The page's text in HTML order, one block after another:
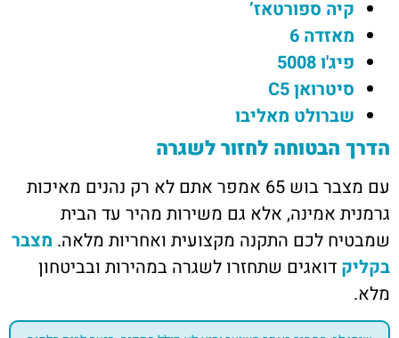
קיה ספורטאז’
מאזדה 6
פיג'ו 5008
סיטרואן C5
שברולט מאליבו
הדרך הבטוחה לחזור לשגרה
עם מצבר בוש 65 אמפר אתם לא רק נהנים מאיכות
גרמנית אמינה, אלא גם משירות מהיר עד הבית
שמבטיח לכם התקנה מקצועית ואחריות מלאה. מצבר
בקליק דואגים שתחזרו לשגרה במהירות ובביטחון
מלא.